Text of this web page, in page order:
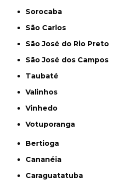
Sorocaba
São Carlos
São José do Rio Preto
São José dos Campos
Taubaté
Valinhos
Vinhedo
Votuporanga
Bertioga
Cananéia
Caraguatatuba